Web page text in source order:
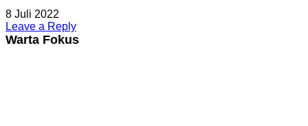
8 Juli 2022
Leave a Reply
Warta Fokus